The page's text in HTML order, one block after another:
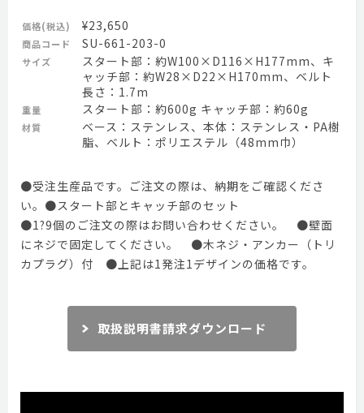
価格(税込) ¥23,650
商品コード SU-661-203-0
サイズ
スタート部：約W100×D116×H177mm、キ
ャッチ部：約W28×D22×H170mm、ベルト
長さ：1.7m
重量 スタート部：約600g キャッチ部：約60g
材質
ベース：ステンレス、本体：ステンレス・PA樹
脂、ベルト：ポリエステル（48mm巾）
●受注生産品です。ご注文の際は、納期をご確認くださ
い。●スタート部とキャッチ部のセット
●1?9個のご注文の際はお問い合わせください。 ●壁面
にネジで固定してください。 ●木ネジ・アンカー（トリ
カプラグ）付 ●上記は1発注1デザインの価格です。
取扱説明書請求ダウンロード